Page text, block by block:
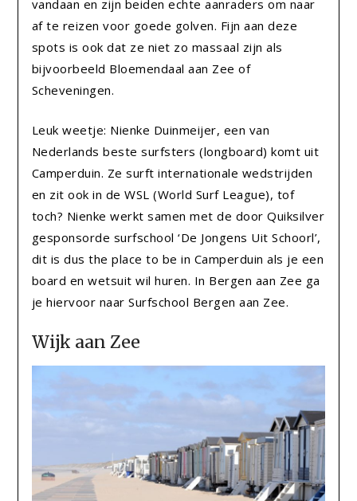
vandaan en zijn beiden echte aanraders om naar
af te reizen voor goede golven. Fijn aan deze
spots is ook dat ze niet zo massaal zijn als
bijvoorbeeld Bloemendaal aan Zee of
Scheveningen.
Leuk weetje: Nienke Duinmeijer, een van
Nederlands beste surfsters (longboard) komt uit
Camperduin. Ze surft internationale wedstrijden
en zit ook in de WSL (World Surf League), tof
toch? Nienke werkt samen met de door Quiksilver
gesponsorde surfschool ‘De Jongens Uit Schoorl’,
dit is dus the place to be in Camperduin als je een
board en wetsuit wil huren. In Bergen aan Zee ga
je hiervoor naar Surfschool Bergen aan Zee.
Wijk aan Zee